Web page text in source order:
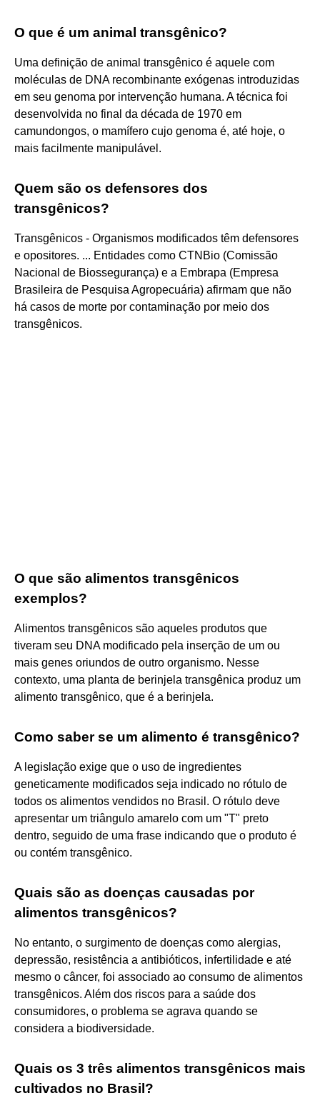
O que é um animal transgênico?
Uma definição de animal transgênico é aquele com
moléculas de DNA recombinante exógenas introduzidas
em seu genoma por intervenção humana. A técnica foi
desenvolvida no final da década de 1970 em
camundongos, o mamífero cujo genoma é, até hoje, o
mais facilmente manipulável.
Quem são os defensores dos
transgênicos?
Transgênicos - Organismos modificados têm defensores
e opositores. ... Entidades como CTNBio (Comissão
Nacional de Biossegurança) e a Embrapa (Empresa
Brasileira de Pesquisa Agropecuária) afirmam que não
há casos de morte por contaminação por meio dos
transgênicos.
O que são alimentos transgênicos
exemplos?
Alimentos transgênicos são aqueles produtos que
tiveram seu DNA modificado pela inserção de um ou
mais genes oriundos de outro organismo. Nesse
contexto, uma planta de berinjela transgênica produz um
alimento transgênico, que é a berinjela.
Como saber se um alimento é transgênico?
A legislação exige que o uso de ingredientes
geneticamente modificados seja indicado no rótulo de
todos os alimentos vendidos no Brasil. O rótulo deve
apresentar um triângulo amarelo com um "T" preto
dentro, seguido de uma frase indicando que o produto é
ou contém transgênico.
Quais são as doenças causadas por
alimentos transgênicos?
No entanto, o surgimento de doenças como alergias,
depressão, resistência a antibióticos, infertilidade e até
mesmo o câncer, foi associado ao consumo de alimentos
transgênicos. Além dos riscos para a saúde dos
consumidores, o problema se agrava quando se
considera a biodiversidade.
Quais os 3 três alimentos transgênicos mais
cultivados no Brasil?